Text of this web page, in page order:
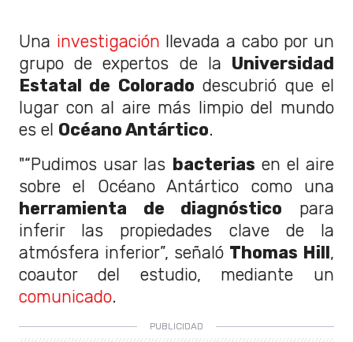
Una investigación llevada a cabo por un
grupo de expertos de la Universidad
Estatal de Colorado descubrió que el
lugar con al aire más limpio del mundo
es el Océano Antártico.
"“Pudimos usar las bacterias en el aire
sobre el Océano Antártico como una
herramienta de diagnóstico para
inferir las propiedades clave de la
atmósfera inferior”, señaló Thomas Hill,
coautor del estudio, mediante un
comunicado.